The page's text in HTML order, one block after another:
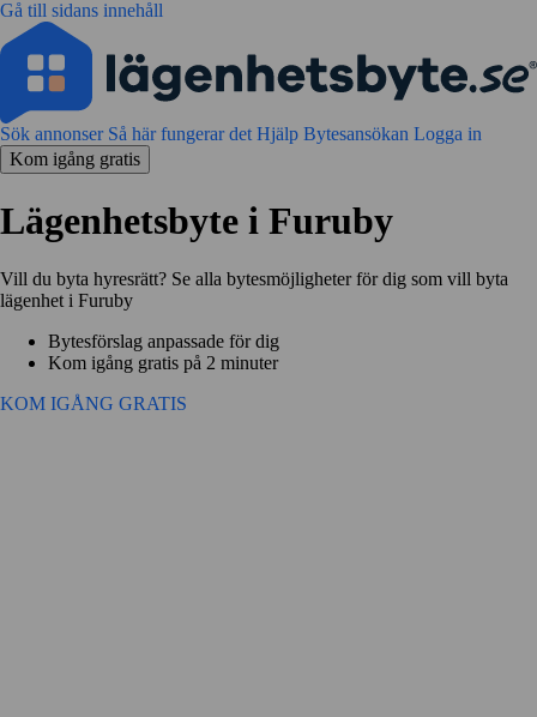
Gå till sidans innehåll
Sök annonser Så här fungerar det Hjälp Bytesansökan Logga in
Kom igång gratis
Lägenhetsbyte i Furuby
Vill du byta hyresrätt? Se alla bytesmöjligheter för dig som vill byta
lägenhet i Furuby
Bytesförslag anpassade för dig
Kom igång gratis på 2 minuter
KOM IGÅNG GRATIS